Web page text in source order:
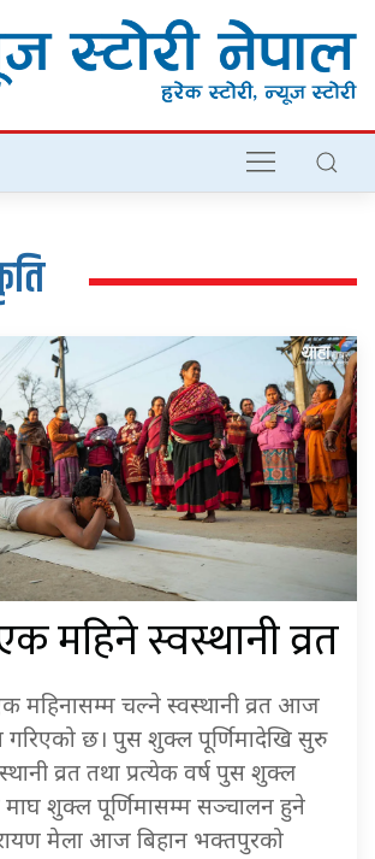
महिने स्वस्थानी व्रत
महिनासम्म चल्ने स्वस्थानी व्रत आज
गरिएको छ। पुस शुक्ल पूर्णिमादेखि सुरु
व्रत तथा प्रत्येक वर्ष पुस शुक्ल
माघ शुक्ल पूर्णिमासम्म सञ्चालन हुने
मेला आज बिहान भक्तपुरको